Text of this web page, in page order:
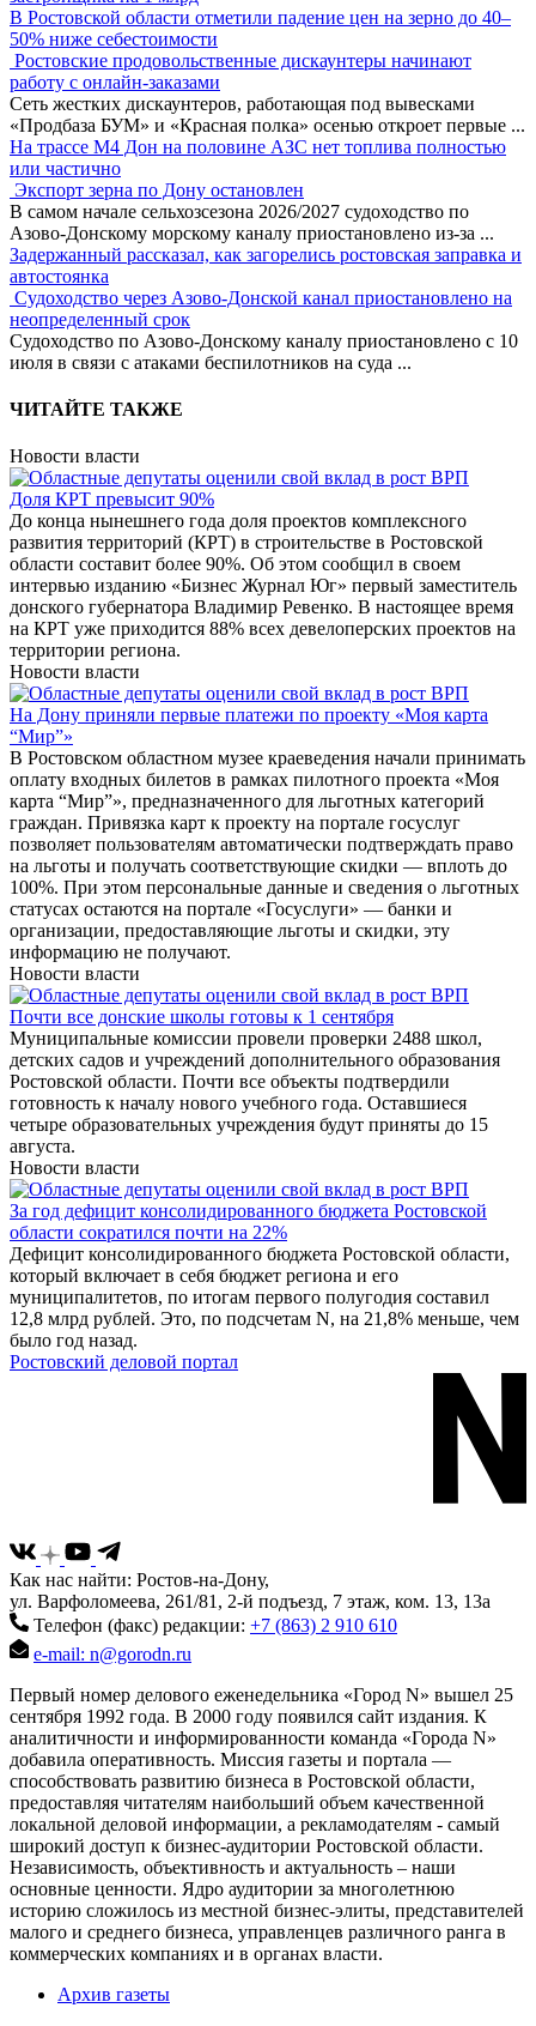
В Ростовской области отметили падение цен на зерно до 40–
50% ниже себестоимости
Ростовские продовольственные дискаунтеры начинают
работу с онлайн-заказами
Сеть жестких дискаунтеров, работающая под вывесками
«Продбаза БУМ» и «Красная полка» осенью откроет первые ...
На трассе М4 Дон на половине АЗС нет топлива полностью
или частично
Экспорт зерна по Дону остановлен
В самом начале сельхозсезона 2026/2027 судоходство по
Азово-Донскому морскому каналу приостановлено из-за ...
Задержанный рассказал, как загорелись ростовская заправка и
автостоянка
Судоходство через Азово-Донской канал приостановлено на
неопределенный срок
Судоходство по Азово-Донскому каналу приостановлено с 10
июля в связи с атаками беспилотников на суда ...
ЧИТАЙТЕ ТАКЖЕ
Новости власти
Доля КРТ превысит 90%
До конца нынешнего года доля проектов комплексного
развития территорий (КРТ) в строительстве в Ростовской
области составит более 90%. Об этом сообщил в своем
интервью изданию «Бизнес Журнал Юг» первый заместитель
донского губернатора Владимир Ревенко. В настоящее время
на КРТ уже приходится 88% всех девелоперских проектов на
территории региона.
Новости власти
На Дону приняли первые платежи по проекту «Моя карта
“Мир”»
В Ростовском областном музее краеведения начали принимать
оплату входных билетов в рамках пилотного проекта «Моя
карта “Мир”», предназначенного для льготных категорий
граждан. Привязка карт к проекту на портале госуслуг
позволяет пользователям автоматически подтверждать право
на льготы и получать соответствующие скидки — вплоть до
100%. При этом персональные данные и сведения о льготных
статусах остаются на портале «Госуслуги» — банки и
организации, предоставляющие льготы и скидки, эту
информацию не получают.
Новости власти
Почти все донские школы готовы к 1 сентября
Муниципальные комиссии провели проверки 2488 школ,
детских садов и учреждений дополнительного образования
Ростовской области. Почти все объекты подтвердили
готовность к началу нового учебного года. Оставшиеся
четыре образовательных учреждения будут приняты до 15
августа.
Новости власти
За год дефицит консолидированного бюджета Ростовской
области сократился почти на 22%
Дефицит консолидированного бюджета Ростовской области,
который включает в себя бюджет региона и его
муниципалитетов, по итогам первого полугодия составил
12,8 млрд рублей. Это, по подсчетам N, на 21,8% меньше, чем
было год назад.
Ростовский деловой портал
Как нас найти: Ростов-на-Дону,
ул. Варфоломеева, 261/81, 2-й подъезд, 7 этаж, ком. 13, 13а
Телефон (факс) редакции: +7 (863) 2 910 610
e-mail: n@gorodn.ru
Первый номер делового еженедельника «Город N» вышел 25
сентября 1992 года. В 2000 году появился сайт издания. К
аналитичности и информированности команда «Города N»
добавила оперативность. Миссия газеты и портала —
способствовать развитию бизнеса в Ростовской области,
предоставляя читателям наибольший объем качественной
локальной деловой информации, а рекламодателям - самый
широкий доступ к бизнес-аудитории Ростовской области.
Независимость, объективность и актуальность – наши
основные ценности. Ядро аудитории за многолетнюю
историю сложилось из местной бизнес-элиты, представителей
малого и среднего бизнеса, управленцев различного ранга в
коммерческих компаниях и в органах власти.
Архив газеты